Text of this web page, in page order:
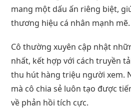
mang một dấu ấn riêng biệt,
thương hiệu cá nhân mạnh mẽ.
Cô thường xuyên cập nhật
nhất, kết hợp với cách truyền
thu hút hàng triệu người xem.
mà cô chia sẻ luôn tạo được
về phản hồi tích cực.